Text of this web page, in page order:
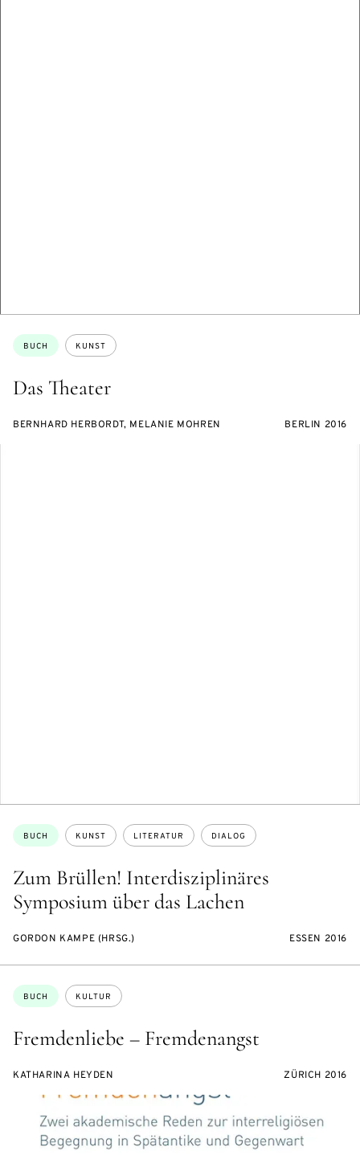
Das Theater
Themen:
BUCH KUNST
BERNHARD HERBORDT, MELANIE MOHREN BERLIN 2016
Zum Brüllen! Interdisziplinäres
Symposium über das Lachen
Themen:
BUCH KUNST LITERATUR DIALOG
GORDON KAMPE (HRSG.) ESSEN 2016
Fremdenliebe – Fremdenangst
Themen:
BUCH KULTUR
KATHARINA HEYDEN ZÜRICH 2016